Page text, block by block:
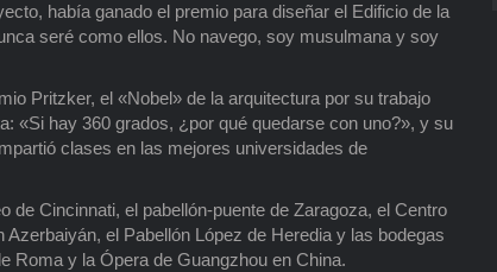
había ganado el premio para diseñar el Edificio de la
seré como ellos. No navego, soy musulmana y soy
Pritzker, el «Nobel» de la arquitectura por su trabajo
«Si hay 360 grados, ¿por qué quedarse con uno?», y su
clases en las mejores universidades de
Cincinnati, el pabellón-puente de Zaragoza, el Centro
el Pabellón López de Heredia y las bodegas
Roma y la Ópera de Guangzhou en China.